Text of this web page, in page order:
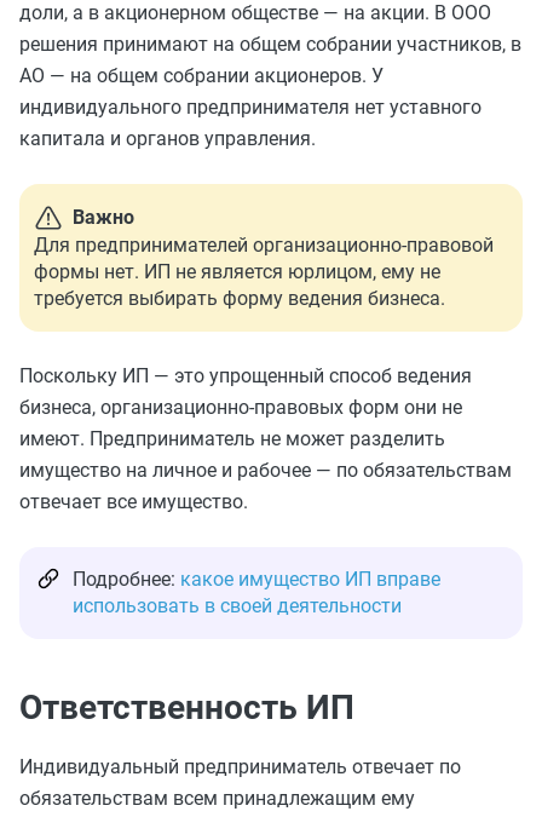
доли, а в акционерном обществе — на акции. В ООО
решения принимают на общем собрании участников, в
АО — на общем собрании акционеров. У
индивидуального предпринимателя нет уставного
капитала и органов управления.
Важно
Для предпринимателей организационно-правовой
формы нет. ИП не является юрлицом, ему не
требуется выбирать форму ведения бизнеса.
Поскольку ИП — это упрощенный способ ведения
бизнеса, организационно-правовых форм они не
имеют. Предприниматель не может разделить
имущество на личное и рабочее — по обязательствам
отвечает все имущество.
Подробнее: какое имущество ИП вправе
использовать в своей деятельности
Ответственность ИП
Индивидуальный предприниматель отвечает по
обязательствам всем принадлежащим ему